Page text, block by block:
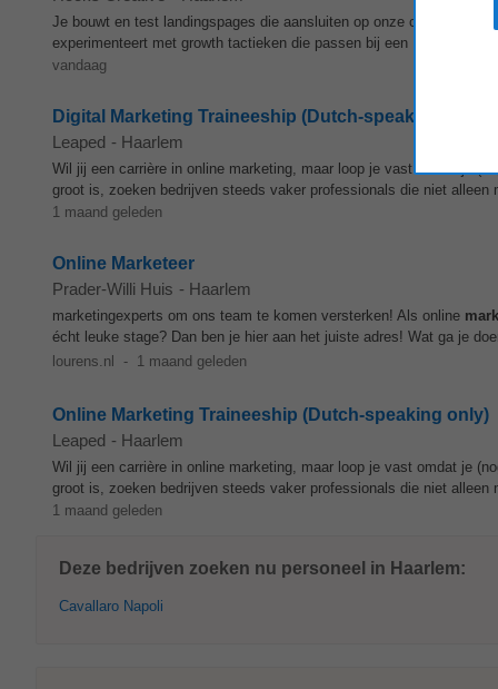
Je bouwt en test landingspages die aansluiten op onze
experimenteert met growth tactieken die passen bij een B2B-
vandaag
Digital Marketing Traineeship (Dutch-speaking only)
Leaped - Haarlem
Wil jij een carrière in online marketing, maar loop je vast omdat je
groot is, zoeken bedrijven steeds vaker professionals die niet alleen
1 maand geleden
Online Marketeer
Prader-Willi Huis - Haarlem
marketingexperts om ons team te komen versterken! Als online
écht leuke stage? Dan ben je hier aan het juiste adres! Wat ga je
lourens.nl
- 1 maand geleden
Online Marketing Traineeship (Dutch-speaking only)
Leaped - Haarlem
Wil jij een carrière in online marketing, maar loop je vast omdat je
groot is, zoeken bedrijven steeds vaker professionals die niet alleen
1 maand geleden
Deze bedrijven zoeken nu personeel in Haarlem:
Cavallaro Napoli